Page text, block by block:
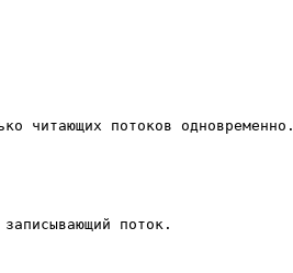
читающих потоков одновременно.
поток.